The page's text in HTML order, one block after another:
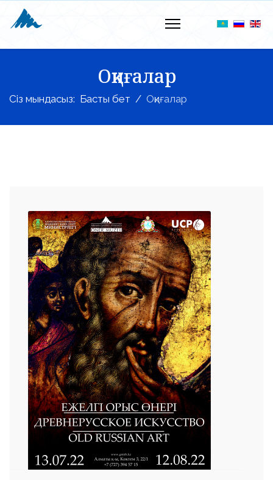
Оқиғалар
Сіз мындасыз: Басты бет Оқиғалар